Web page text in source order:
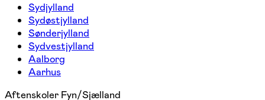
Sydjylland
Sydøstjylland
Sønderjylland
Sydvestjylland
Aalborg
Aarhus
Aftenskoler Fyn/Sjælland